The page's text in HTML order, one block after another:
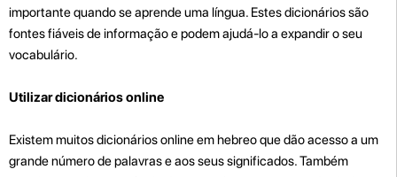
importante quando se aprende uma língua. Estes dicionários são
fontes fiáveis de informação e podem ajudá-lo a expandir o seu
vocabulário.
Utilizar dicionários online
Existem muitos dicionários online em hebreo que dão acesso a um
grande número de palavras e aos seus significados. Também